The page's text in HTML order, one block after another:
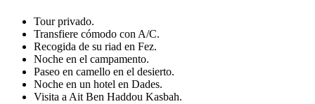
Tour privado.
Transfiere cómodo con A/C.
Recogida de su riad en Fez.
Noche en el campamento.
Paseo en camello en el desierto.
Noche en un hotel en Dades.
Visita a Ait Ben Haddou Kasbah.